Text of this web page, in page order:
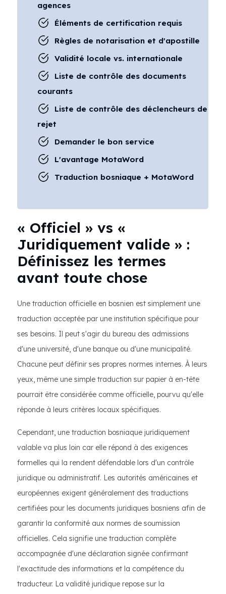
agences
Éléments de certification requis
Règles de notarisation et d'apostille
Validité locale vs. internationale
Liste de contrôle des documents
courants
Liste de contrôle des déclencheurs de
rejet
Demander le bon service
L'avantage MotaWord
Traduction bosniaque + MotaWord
« Officiel » vs «
Juridiquement valide » :
Définissez les termes
avant toute chose
Une traduction officielle en bosnien est simplement une
traduction acceptée par une institution spécifique pour
ses besoins. Il peut s'agir du bureau des admissions
d'une université, d'une banque ou d'une municipalité.
Chacune peut définir ses propres normes internes. À leurs
yeux, même une simple traduction sur papier à en-tête
pourrait être considérée comme officielle, pourvu qu'elle
réponde à leurs critères locaux spécifiques.
Cependant, une traduction bosniaque juridiquement
valable va plus loin car elle répond à des exigences
formelles qui la rendent défendable lors d'un contrôle
juridique ou administratif. Les autorités américaines et
européennes exigent généralement des traductions
certifiées pour les documents juridiques bosniens afin de
garantir la conformité aux normes de soumission
officielles. Cela signifie une traduction complète
accompagnée d'une déclaration signée confirmant
l'exactitude des informations et la compétence du
traducteur. La validité juridique repose sur la